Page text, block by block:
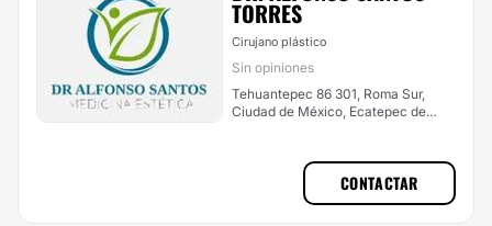
TORRES
Cirujano plástico
Sin opiniones
Tehuantepec 86 301, Roma Sur,
Ciudad de México, Ecatepec de
CONTACTAR